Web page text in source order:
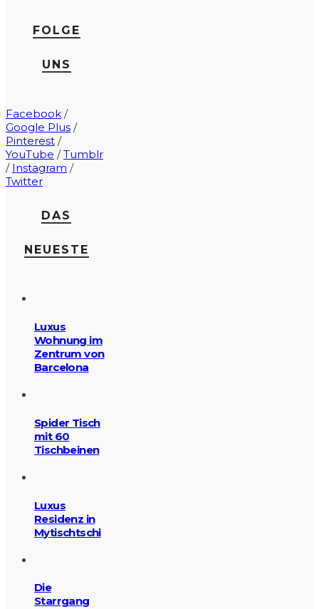
FOLGE
UNS
Facebook /
Google Plus /
Pinterest /
YouTube /Tumblr
/ Instagram /
Twitter
DAS
NEUESTE
Luxus
Wohnung im
Zentrum von
Barcelona
Spider Tisch
mit 60
Tischbeinen
Luxus
Residenz in
Mytischtschi
Die
Starrgang